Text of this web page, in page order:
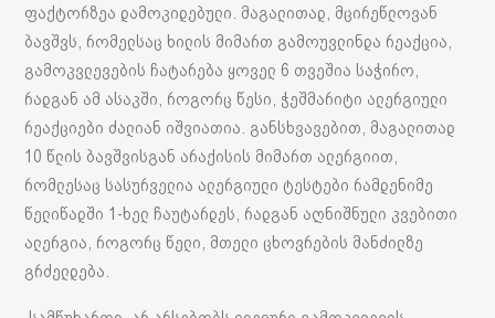
ფაქტორზეა დამოკიდებული. მაგალითად, მცირეწლოვან
ბავშვს, რომელსაც ხილის მიმართ გამოუვლინდა რეაქცია,
გამოკვლევების ჩატარება ყოველ 6 თვეშია საჭირო,
რადგან ამ ასაკში, როგორც წესი, ჭეშმარიტი ალერგიული
რეაქციები ძალიან იშვიათია. განსხვავებით, მაგალითად
10 წლის ბავშვისგან არაქისის მიმართ ალერგიით,
რომლესაც სასურველია ალერგიული ტესტები რამდენიმე
წელიწადში 1-ხელ ჩაუტარდეს, რადგან აღნიშნული კვებითი
ალერგია, როგორც წელი, მთელი ცხოვრების მანძილზე
გრძელდება.